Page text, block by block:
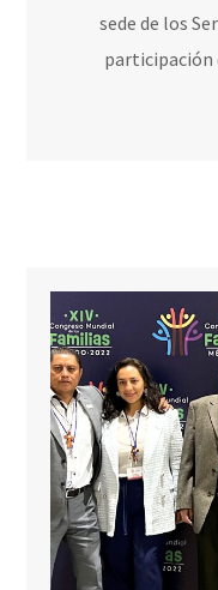
sede de los
participación